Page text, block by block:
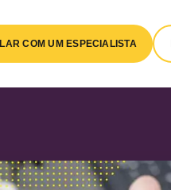
COM UM ESPECIALISTA